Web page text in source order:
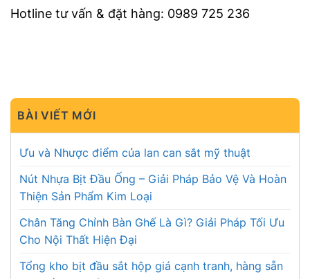
Hotline tư vấn & đặt hàng: 0989 725 236
BÀI VIẾT MỚI
Ưu và Nhược điểm của lan can sắt mỹ thuật
Nút Nhựa Bịt Đầu Ống – Giải Pháp Bảo Vệ Và Hoàn
Thiện Sản Phẩm Kim Loại
Chân Tăng Chỉnh Bàn Ghế Là Gì? Giải Pháp Tối Ưu
Cho Nội Thất Hiện Đại
Tổng kho bịt đầu sắt hộp giá cạnh tranh, hàng sẵn